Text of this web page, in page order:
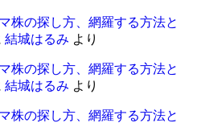
株の探し方、網羅する方法と
結城はるみ より
株の探し方、網羅する方法と
結城はるみ より
株の探し方、網羅する方法と